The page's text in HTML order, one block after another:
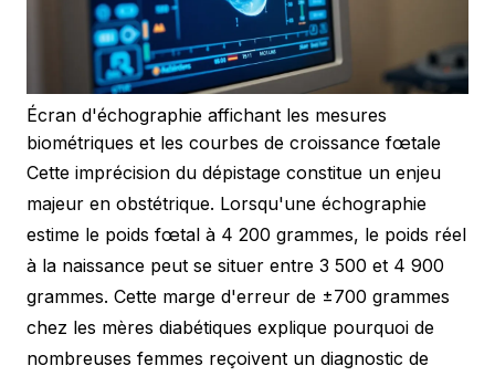
Écran d'échographie affichant les mesures
biométriques et les courbes de croissance fœtale
Cette imprécision du dépistage constitue un enjeu
majeur en obstétrique. Lorsqu'une échographie
estime le poids fœtal à 4 200 grammes, le poids réel
à la naissance peut se situer entre 3 500 et 4 900
grammes. Cette marge d'erreur de ±700 grammes
chez les mères diabétiques explique pourquoi de
nombreuses femmes reçoivent un diagnostic de